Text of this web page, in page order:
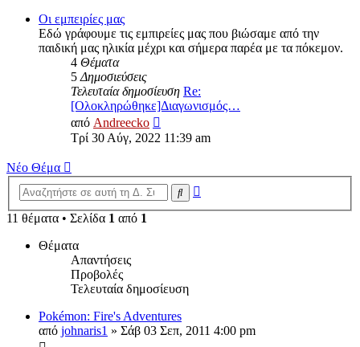
Οι εμπειρίες μας
Εδώ γράφουμε τις εμπιρείες μας που βιώσαμε από την
παιδική μας ηλικία μέχρι και σήμερα παρέα με τα πόκεμον.
4 Θέματα
5 Δημοσιεύσεις
Τελευταία δημοσίευση Re:
[Ολοκληρώθηκε]Διαγωνισμός…
από Andreecko
της
Τρί 30 Αύγ, 2022 11:39 am
Νέο Θέμα
Αναζήτηση
11 θέματα • Σελίδα 1 από 1
Θέματα
Απαντήσεις
Προβολές
Τελευταία δημοσίευση
Pokémon: Fire's Adventures
από johnaris1 » Σάβ 03 Σεπ, 2011 4:00 pm